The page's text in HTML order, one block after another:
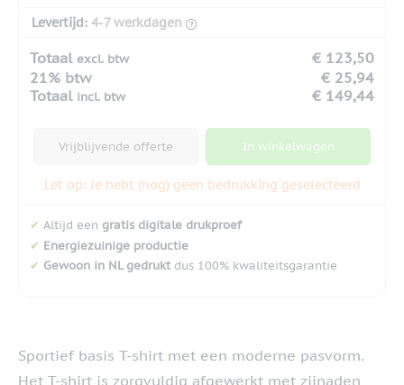
Levertijd: 4-7 werkdagen
Totaal excl. btw
€ 123,50
21% btw
€ 25,94
Totaal incl. btw € 149,44
Vrijblijvende offerte In winkelwagen
Let op: Je hebt (nog) geen bedrukking geselecteerd
✔ Altijd een gratis digitale drukproef
✔ Energiezuinige productie
✔ Gewoon in NL gedruktdus 100% kwaliteitsgarantie
Sportief basis T-shirt met een moderne pasvorm.
Het T-shirt is zorgvuldig afgewerkt met zijnaden